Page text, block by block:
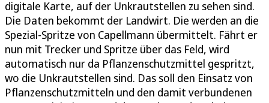
digitale Karte, auf der Unkrautstellen zu sehen sind.
Die Daten bekommt der Landwirt. Die werden an die
Spezial-Spritze von Capellmann übermittelt. Fährt er
nun mit Trecker und Spritze über das Feld, wird
automatisch nur da Pflanzenschutzmittel gespritzt,
wo die Unkrautstellen sind. Das soll den Einsatz von
Pflanzenschutzmitteln und den damit verbundenen